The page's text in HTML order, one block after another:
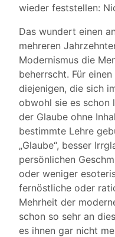
wieder feststellen:
Das wundert einen
mehreren
Modernismus die
beherrscht. Für
diejenigen, die sich
obwohl sie es schon
der Glaube ohne
bestimmte Lehre
„Glaube“, besser
persönlichen
oder weniger
fernöstliche oder
Mehrheit der
schon so sehr an
es ihnen gar nicht